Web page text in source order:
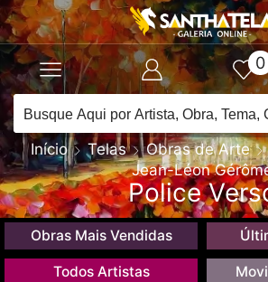
0
Início Telas Obras de Arte
Jean-Léon
Police
Obras Mais Vendidas
Todos Artistas